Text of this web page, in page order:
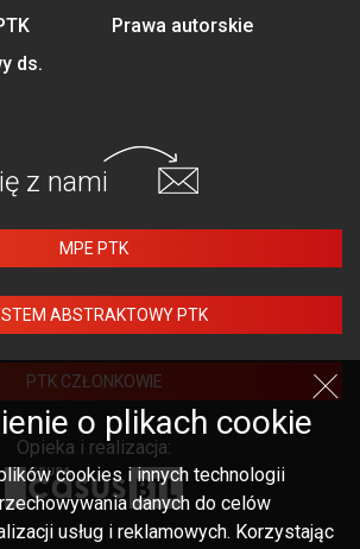
ds.
Prawa autorskie
z nami
MPE PTK
ABSTRAKTOWY PTK
PTK CZŁONKOWIE
Opieka i realizacja:
o plikach cookie
cookies i innych technologii
danych do celów
usług i reklamowych. Korzystając